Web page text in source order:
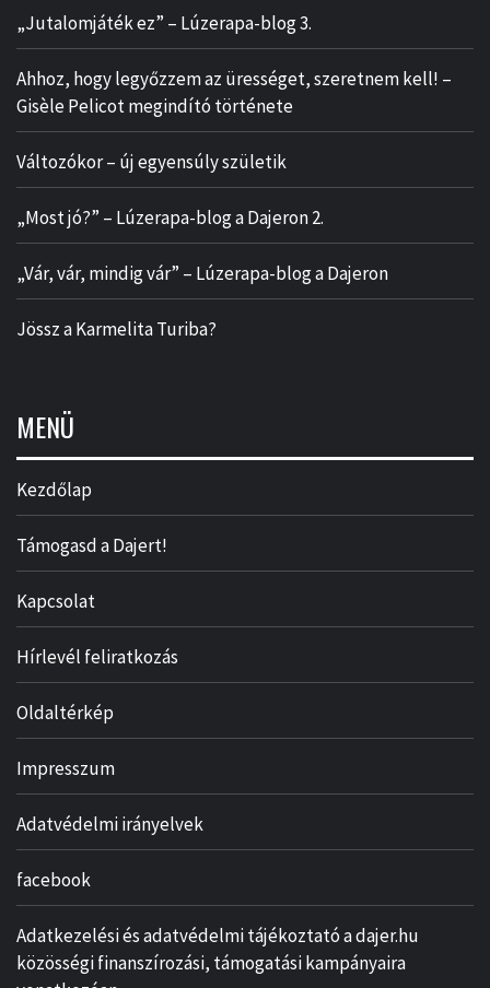
„Jutalomjáték ez” – Lúzerapa-blog 3.
Ahhoz, hogy legyőzzem az ürességet, szeretnem kell! –
Gisèle Pelicot megindító története
Változókor – új egyensúly születik
„Most jó?” – Lúzerapa-blog a Dajeron 2.
„Vár, vár, mindig vár” – Lúzerapa-blog a Dajeron
Jössz a Karmelita Turiba?
MENÜ
Kezdőlap
Támogasd a Dajert!
Kapcsolat
Hírlevél feliratkozás
Oldaltérkép
Impresszum
Adatvédelmi irányelvek
facebook
Adatkezelési és adatvédelmi tájékoztató a dajer.hu
közösségi finanszírozási, támogatási kampányaira